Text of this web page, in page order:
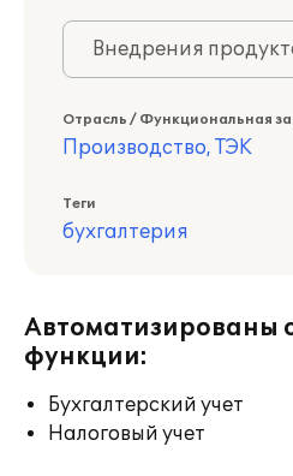
Внедрения
Отрасль / Функциональная
Производство, ТЭК
Теги
бухгалтерия
Автоматизированы
функции:
Бухгалтерский учет
Налоговый учет